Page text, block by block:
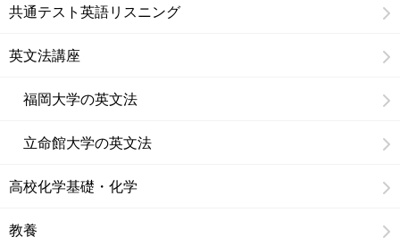
共通テスト英語リスニング
英文法講座
福岡大学の英文法
立命館大学の英文法
高校化学基礎・化学
教養